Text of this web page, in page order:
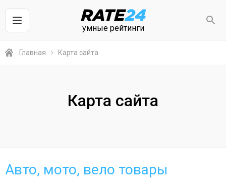
умные рейтинги
Главная Карта сайта
Карта сайта
Авто, мото, вело товары